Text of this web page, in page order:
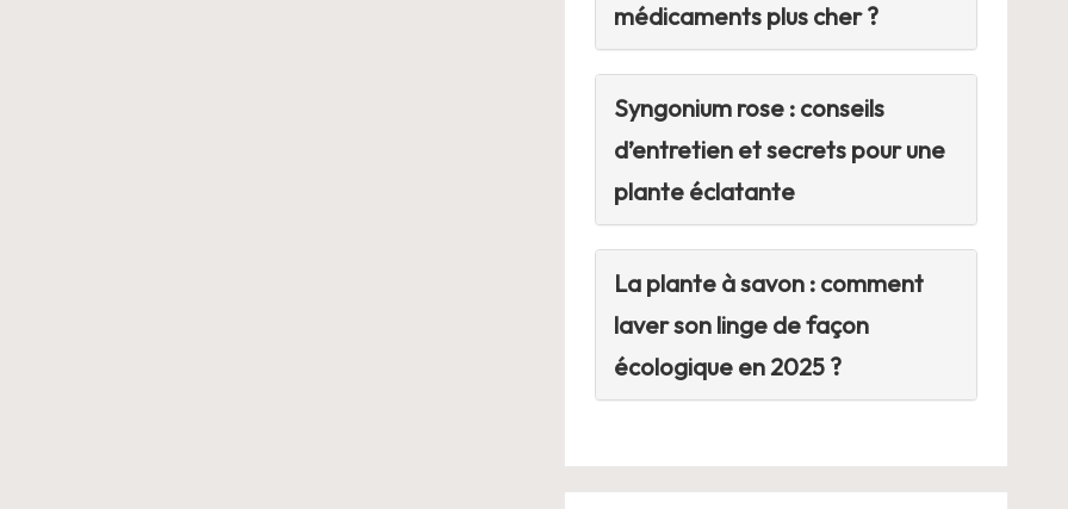
médicaments plus cher ?
Syngonium rose : conseils
d’entretien et secrets pour une
plante éclatante
La plante à savon : comment
laver son linge de façon
écologique en 2025 ?